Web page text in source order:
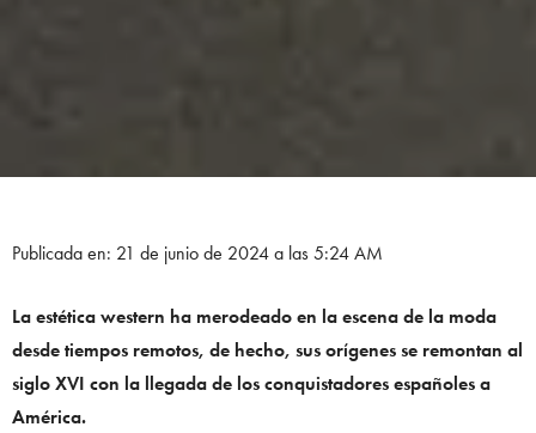
Publicada en: 21 de junio de 2024 a las 5:24 AM
La estética western ha merodeado en la escena de la moda
desde tiempos remotos, de hecho, sus orígenes se remontan al
siglo XVI con la llegada de los conquistadores españoles a
América.